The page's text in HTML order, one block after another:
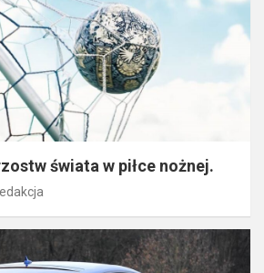
świata w piłce nożnej.